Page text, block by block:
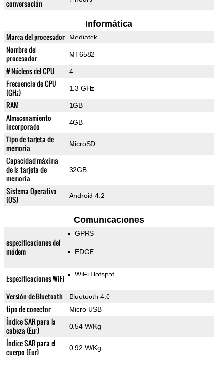
conversación
Informática
Marca del procesador Mediatek
Nombre del
procesador
MT6582
# Núcleos del CPU 4
Frecuencia de CPU
(GHz)
1.3 GHz
RAM 1GB
Almacenamiento
incorporado
4GB
Tipo de tarjeta de
memoria
MicroSD
Capacidad máxima
de la tarjeta de
memoria
32GB
Sistema Operativo
(OS)
Android 4.2
Comunicaciones
especificaciones del
módem
GPRS
EDGE
Especificaciones WiFi WiFi Hotspot
Versión de Bluetooth Bluetooth 4.0
tipo de conector Micro USB
Índice SAR para la
cabeza (Eur)
0.54 W/Kg
Índice SAR para el
cuerpo (Eur)
0.92 W/Kg